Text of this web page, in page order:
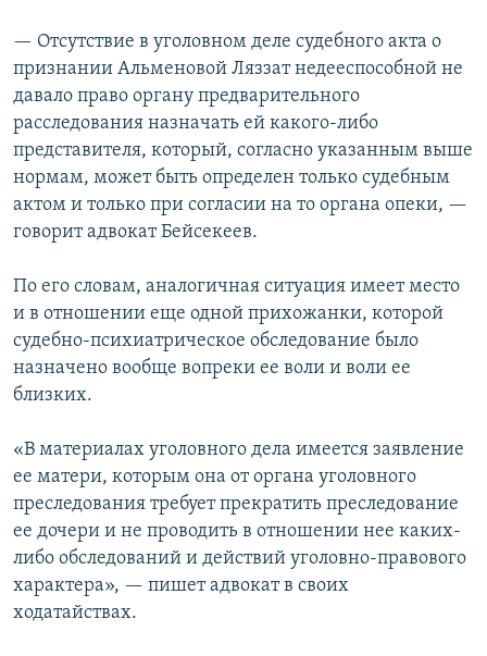
— Отсутствие в уголовном деле судебного акта о
признании Альменовой Ляззат недееспособной не
давало право органу предварительного
расследования назначать ей какого-либо
представителя, который, согласно указанным выше
нормам, может быть определен только судебным
актом и только при согласии на то органа опеки, —
говорит адвокат Бейсекеев.
По его словам, аналогичная ситуация имеет место
и в отношении еще одной прихожанки, которой
судебно-психиатрическое обследование было
назначено вообще вопреки ее воли и воли ее
близких.
«В материалах уголовного дела имеется заявление
ее матери, которым она от органа уголовного
преследования требует прекратить преследование
ее дочери и не проводить в отношении нее каких-
либо обследований и действий уголовно-правового
характера», — пишет адвокат в своих
ходатайствах.